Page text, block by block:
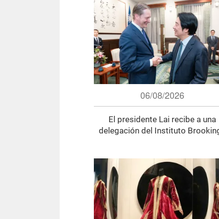
06/08/2026
El presidente Lai recibe a una
delegación del Instituto